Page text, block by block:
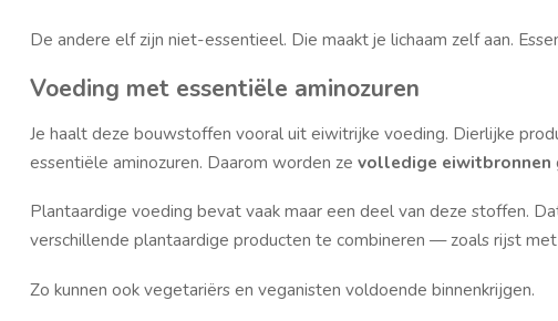
De andere elf zijn niet-essentieel. Die maakt je lichaam zelf aan.
Voeding met essentiële aminozuren
Je haalt deze bouwstoffen vooral uit eiwitrijke voeding. Dierlijke
essentiële aminozuren. Daarom worden ze volledige eiwitbronnen
Plantaardige voeding bevat vaak maar een deel van deze stoffen.
verschillende plantaardige producten te combineren — zoals rijst
Zo kunnen ook vegetariërs en veganisten voldoende binnenkrijgen.